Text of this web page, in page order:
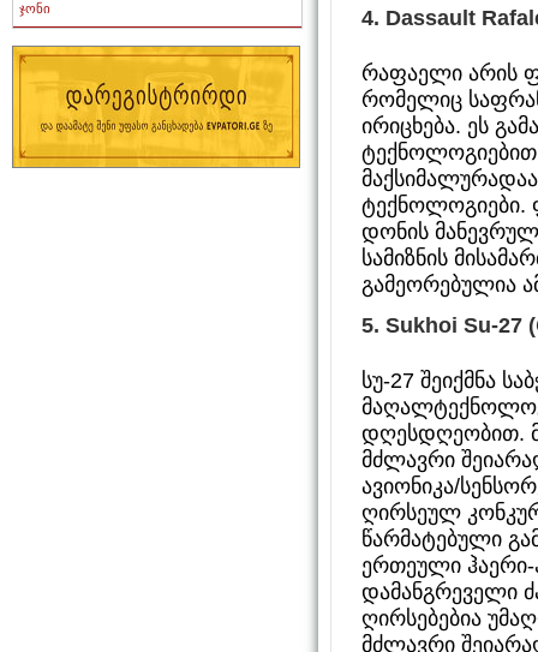
ჯონი
4. Dassault
რაფაელი არის
რომელიც
ირიცხება. ეს
ტექნოლოგიები.
დონის
სამიზნის
გამეორებულია
5. Sukhoi Su-27
სუ-27 შეიქმნა
დღესდღეობით.
მძლავრი
ავიონიკა/
ღირსეულ
წარმატებული
ერთეული ჰაერი-
დამანგრეველი
ღირსებებია
მძლავრი